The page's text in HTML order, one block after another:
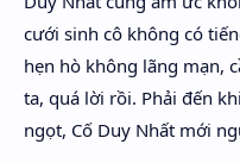
cưới sinh cô không có
hẹn hò không lãng mạn,
ta, quá lời rồi. Phải đến
ngọt, Cố Duy Nhất mới